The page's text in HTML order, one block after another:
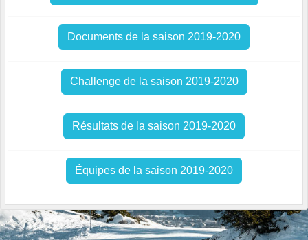
Documents de la saison 2019-2020
Challenge de la saison 2019-2020
Résultats de la saison 2019-2020
Équipes de la saison 2019-2020